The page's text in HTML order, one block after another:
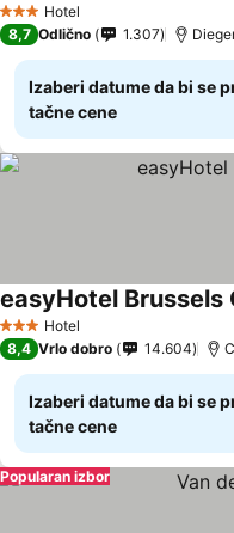
3 Zvezdice
Hotel
8,7 Odlično 1.307
Izaberi datume da bi se
tačne cene
3 Zvezdice
Hotel
easyHotel Brussels
8,4 Vrlo dobro 14.604
Izaberi datume da bi se
tačne cene
Popularan izbor